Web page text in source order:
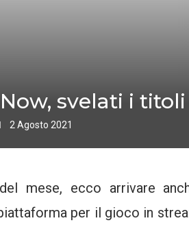
svelati i titoli
2 Agosto 2021
mese, ecco arrivare
per il gioco in